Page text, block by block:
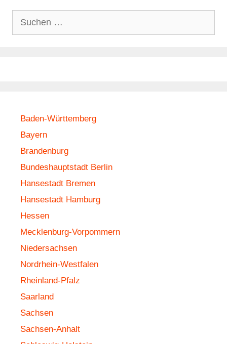
Suchen
Baden-Württemberg
Bayern
Brandenburg
Bundeshauptstadt Berlin
Hansestadt Bremen
Hansestadt Hamburg
Hessen
Mecklenburg-Vorpommern
Niedersachsen
Nordrhein-Westfalen
Rheinland-Pfalz
Saarland
Sachsen
Sachsen-Anhalt